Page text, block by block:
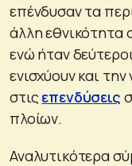
επένδυσαν τα
άλλη εθνικότητα
ενώ ήταν
ενισχύουν και
στιςεπενδύσεις
πλοίων.
Αναλυτικότερα